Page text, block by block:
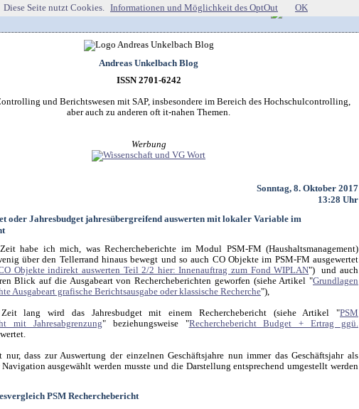
Andreas Unkelbach Blog
ISSN 2701-6242
und Berichtswesen mit SAP, insbesondere im Bereich des Hochschulcontrolling,
aber auch zu anderen oft it-nahen Themen.
Werbung
Sonntag, 8. Oktober 2017
13:28 Uhr
oder Jahresbudget jahresübergreifend auswerten mit lokaler Variable im
habe ich mich, was Rechercheberichte im Modul PSM-FM (Haushaltsmanagement)
über den Tellerrand hinaus bewegt und so auch CO Objekte im PSM-FM ausgewertet
Objekte indirekt auswerten Teil 2/2 hier: Innenauftrag zum Fond WIPLAN") und auch
Blick auf die Ausgabeart von Rechercheberichten geworfen (siehe Artikel "Grundlagen
Ausgabeart grafische Berichtsausgabe oder klassische Recherche"),
lang wird das Jahresbudget mit einem Recherchebericht (siehe Artikel "PSM
mit Jahresabgrenzung" beziehungsweise "Recherchebericht Budget + Ertrag ggü.
dass zur Auswertung der einzelnen Geschäftsjahre nun immer das Geschäftsjahr als
ausgewählt werden musste und die Darstellung entsprechend umgestellt werden
PSM Recherchebericht
Diese Seite nutzt Cookies. Informationen und Möglichkeit des OptOut OK